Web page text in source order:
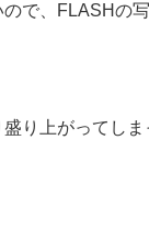
で、FLASHの
り上がってしま